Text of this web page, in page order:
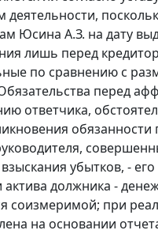
Юсина А.З. на дату
лишь перед
по сравнению с
перед
ответчика,
убытков, -
должника -
соизмеримой; при
на основании